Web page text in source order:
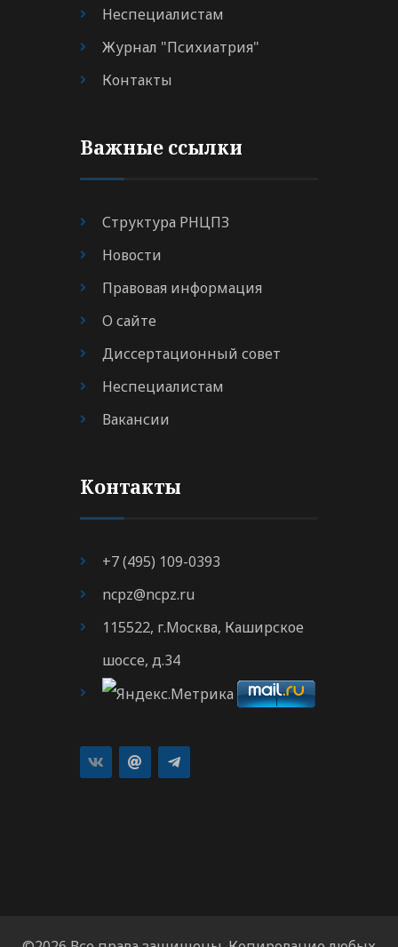
Неспециалистам
Журнал "Психиатрия"
Контакты
Важные ссылки
Структура РНЦПЗ
Новости
Правовая информация
О сайте
Диссертационный совет
Неспециалистам
Вакансии
Контакты
+7 (495) 109-0393
ncpz@ncpz.ru
115522, г.Москва, Каширское
шоссе, д.34